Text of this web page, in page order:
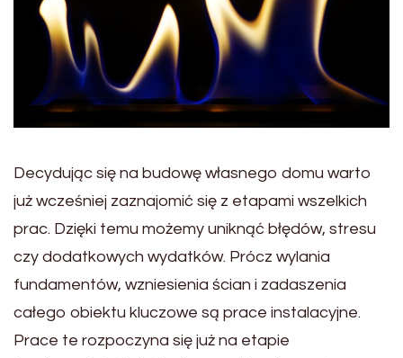
Decydując się na budowę własnego domu warto
już wcześniej zaznajomić się z etapami wszelkich
prac. Dzięki temu możemy uniknąć błędów, stresu
czy dodatkowych wydatków. Prócz wylania
fundamentów, wzniesienia ścian i zadaszenia
całego obiektu kluczowe są prace instalacyjne.
Prace te rozpoczyna się już na etapie